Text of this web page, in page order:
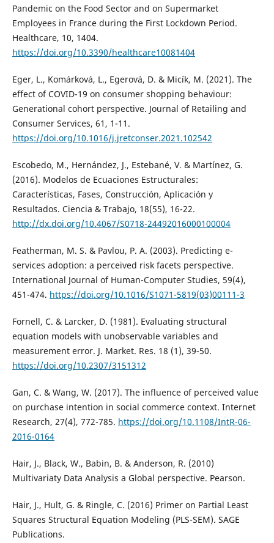
Pandemic on the Food Sector and on Supermarket
Employees in France during the First Lockdown Period.
Healthcare, 10, 1404.
https://doi.org/10.3390/healthcare10081404
Eger, L., Komárková, L., Egerová, D. & Micík, M. (2021). The
effect of COVID-19 on consumer shopping behaviour:
Generational cohort perspective. Journal of Retailing and
Consumer Services, 61, 1-11.
https://doi.org/10.1016/j.jretconser.2021.102542
Escobedo, M., Hernández, J., Estebané, V. & Martínez, G.
(2016). Modelos de Ecuaciones Estructurales:
Características, Fases, Construcción, Aplicación y
Resultados. Ciencia & Trabajo, 18(55), 16-22.
http://dx.doi.org/10.4067/S0718-24492016000100004
Featherman, M. S. & Pavlou, P. A. (2003). Predicting e-
services adoption: a perceived risk facets perspective.
International Journal of Human-Computer Studies, 59(4),
451-474. https://doi.org/10.1016/S1071-5819(03)00111-3
Fornell, C. & Larcker, D. (1981). Evaluating structural
equation models with unobservable variables and
measurement error. J. Market. Res. 18 (1), 39-50.
https://doi.org/10.2307/3151312
Gan, C. & Wang, W. (2017). The influence of perceived value
on purchase intention in social commerce context. Internet
Research, 27(4), 772-785. https://doi.org/10.1108/IntR-06-
2016-0164
Hair, J., Black, W., Babin, B. & Anderson, R. (2010)
Multivariaty Data Analysis a Global perspective. Pearson.
Hair, J., Hult, G. & Ringle, C. (2016) Primer on Partial Least
Squares Structural Equation Modeling (PLS-SEM). SAGE
Publications.